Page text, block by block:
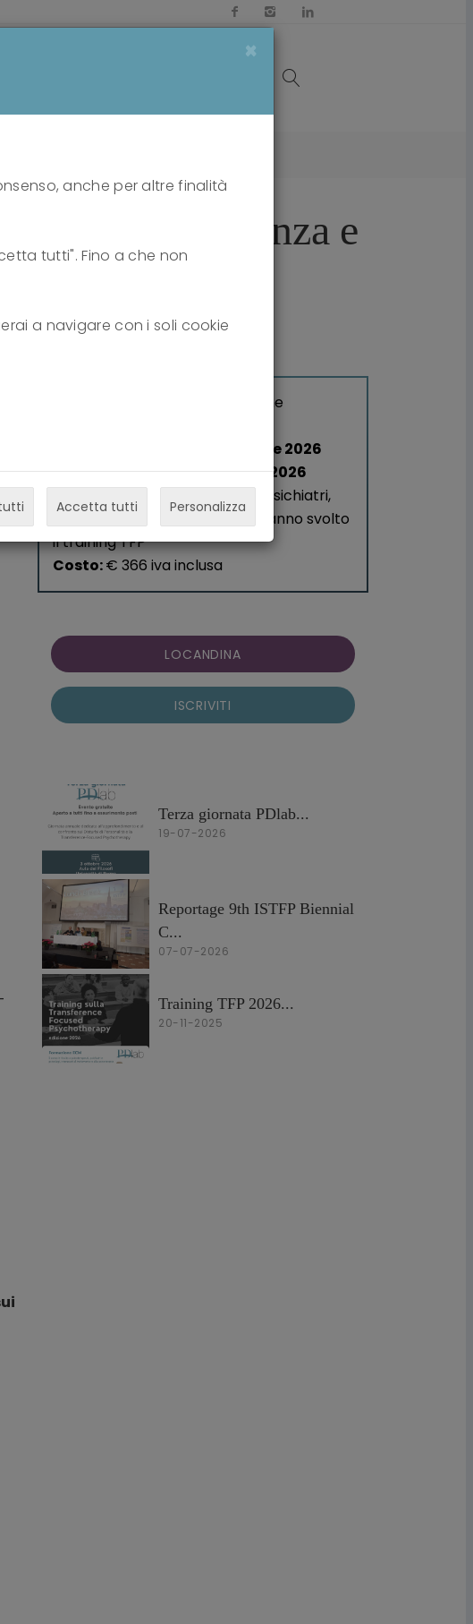
TFP Adolescenza e
: Online
- 10-11 ottobre 2026
TFP Apllicata -24-25 ottobre 2026
: Medici chirurghi, psichiatri,
psicoterapeuti, psicologi che hanno svolto
il training TFP
Costo:€ 366 iva inclusa
LOCANDINA
ISCRIVITI
Terza giornata PDlab...
19-07-2026
Reportage 9th ISTFP Biennial
C...
07-07-2026
Training TFP 2026...
20-11-2025
×
anche per altre finalità
tutti". Fino a che non
a navigare con i soli cookie
Accetta tutti Personalizza